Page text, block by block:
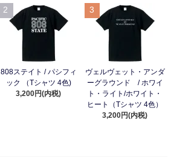
2
808ステイト / パシフィ
ック （Tシャツ 4色)
3,200円(内税)
3
ヴェルヴェット・アンダ
ーグラウンド / ホワイ
ト・ライト/ホワイト・
ヒート（Tシャツ 4色）
3,200円(内税)